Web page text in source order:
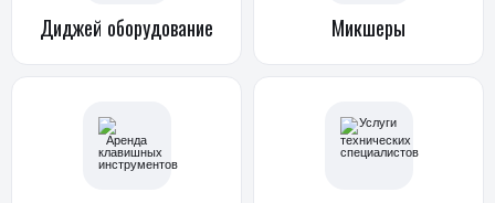
Диджей оборудование Микшеры